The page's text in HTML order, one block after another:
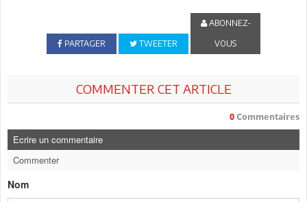
PARTAGER TWEETER
ABONNEZ-
VOUS
COMMENTER CET ARTICLE
0 Commentaires
Ecrire un commentaire
Commenter
Nom